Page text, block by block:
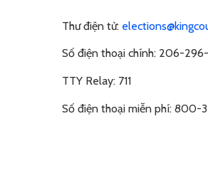
Thư điện tử:
Số điện thoại chính: 206-296-
TTY Relay: 711
Số điện thoại miễn phí: 800-